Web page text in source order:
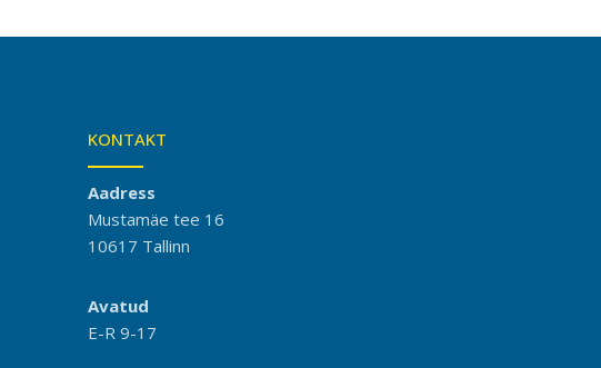
KONTAKT
Aadress
Mustamäe tee 16
10617 Tallinn
Avatud
E-R 9-17